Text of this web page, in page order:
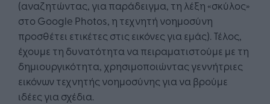
(αναζητώντας, για παράδειγμα, τη λέξη «σκύλος»
στο Google Photos, η τεχνητή νοημοσύνη
προσθέτει ετικέτες στις εικόνες για εμάς). Τέλος,
έχουμε τη δυνατότητα να πειραματιστούμε με τη
δημιουργικότητα, χρησιμοποιώντας γεννήτριες
εικόνων τεχνητής νοημοσύνης για να βρούμε
ιδέες για σχέδια.